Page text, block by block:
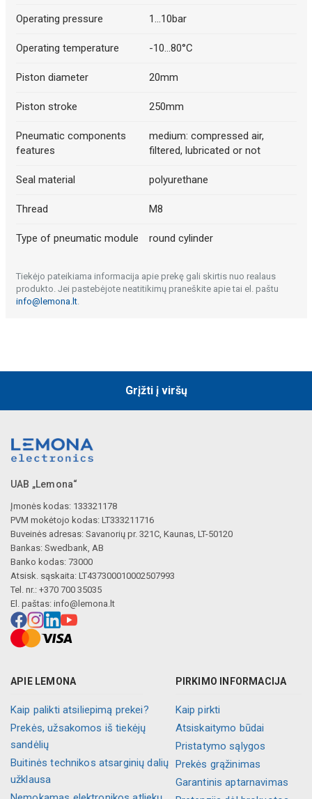
Operating pressure 1...10bar
Operating temperature -10...80°C
Piston diameter 20mm
Piston stroke 250mm
Pneumatic components
features
medium: compressed air,
filtered, lubricated or not
Seal material polyurethane
Thread M8
Type of pneumatic module round cylinder
Tiekėjo pateikiama informacija apie prekę gali skirtis nuo realaus
produkto. Jei pastebėjote neatitikimų praneškite apie tai el. paštu
info@lemona.lt.
Grįžti į viršų
UAB „Lemona“
Įmonės kodas: 133321178
PVM mokėtojo kodas: LT333211716
Buveinės adresas: Savanorių pr. 321C, Kaunas, LT-50120
Bankas: Swedbank, AB
Banko kodas: 73000
Atsisk. sąskaita: LT437300010002507993
Tel. nr.: +370 700 35035
El. paštas: info@lemona.lt
APIE LEMONA
Kaip palikti atsiliepimą prekei?
Prekės, užsakomos iš tiekėjų
sandėlių
Buitinės technikos atsarginių dalių
užklausa
PIRKIMO INFORMACIJA
Kaip pirkti
Atsiskaitymo būdai
Pristatymo sąlygos
Prekės grąžinimas
Garantinis aptarnavimas